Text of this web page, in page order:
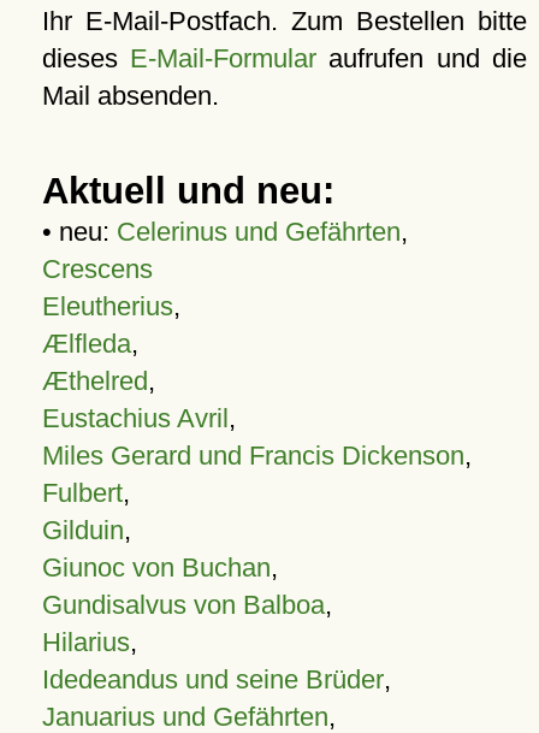
Ihr E-Mail-Postfach. Zum Bestellen bitte
dieses E-Mail-Formular aufrufen und die
Mail absenden.
Aktuell und neu:
• neu: Celerinus und Gefährten,
Crescens
Eleutherius,
Ælfleda,
Æthelred,
Eustachius Avril,
Miles Gerard und Francis Dickenson,
Fulbert,
Gilduin,
Giunoc von Buchan,
Gundisalvus von Balboa,
Hilarius,
Idedeandus und seine Brüder,
Januarius und Gefährten,